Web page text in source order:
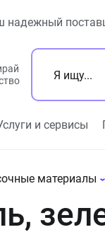
надежный
и сервисы
материалы